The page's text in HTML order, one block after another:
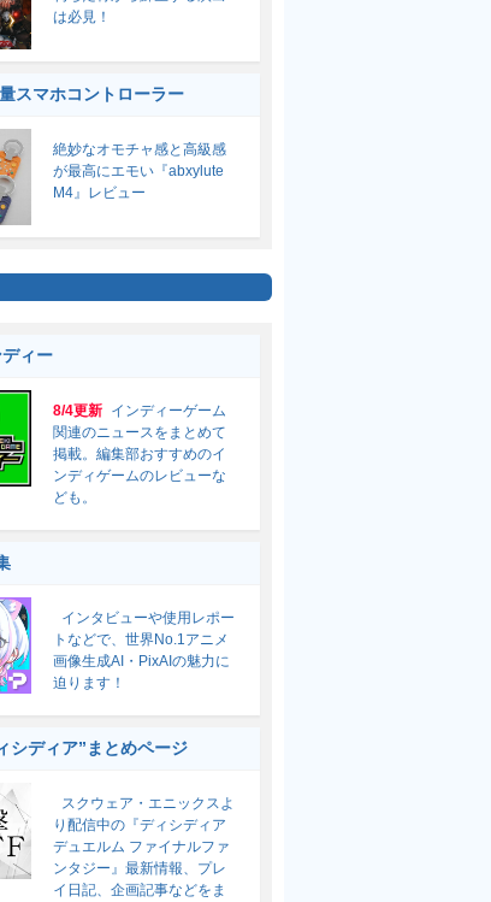
は必見！
スマホコントローラー
絶妙なオモチャ感と高級感
が最高にエモい『abxylute
M4』レビュー
ィー
8/4更新 インディーゲーム
関連のニュースをまとめて
掲載。編集部おすすめのイ
ンディゲームのレビューな
ども。
インタビューや使用レポー
トなどで、世界No.1アニメ
画像生成AI・PixAIの魅力に
迫ります！
シディア”まとめページ
スクウェア・エニックスよ
り配信中の『ディシディア
デュエルム ファイナルファ
ンタジー』最新情報、プレ
イ日記、企画記事などをま